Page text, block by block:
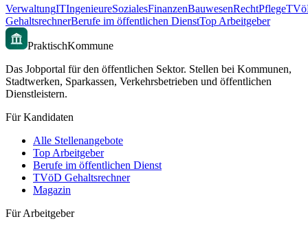
VerwaltungITIngenieureSozialesFinanzenBauwesenRechtPflege
GehaltsrechnerBerufe im öffentlichen DienstTop Arbeitgeber
PraktischKommune
Das Jobportal für den öffentlichen Sektor. Stellen bei Kommunen,
Stadtwerken, Sparkassen, Verkehrsbetrieben und öffentlichen
Dienstleistern.
Für Kandidaten
Alle Stellenangebote
Top Arbeitgeber
Berufe im öffentlichen Dienst
TVöD Gehaltsrechner
Magazin
Für Arbeitgeber